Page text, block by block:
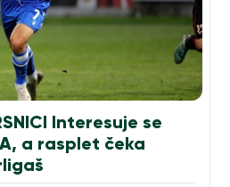
Interesuje se
a rasplet čeka